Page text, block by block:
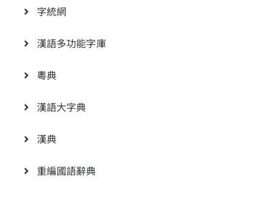
字統網
漢語多功能字庫
粵典
漢語大字典
漢典
重編國語辭典